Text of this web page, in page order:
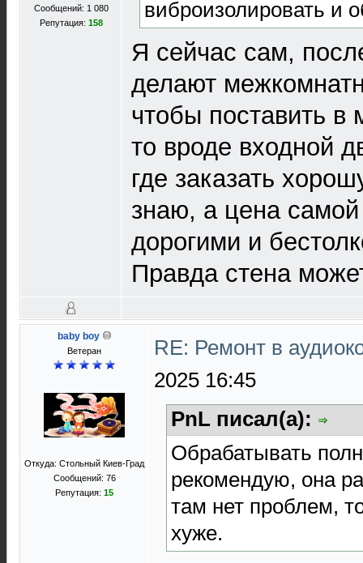
Сообщений: 1 080
Репутация: 158
виброизолировать и
Я сейчас сам,
делают
чтобы поставить в
то вроде входной
где заказать
знаю, а цена
дорогими и
Правда стена
baby boy
Ветеран
Откуда: Стольный Киев-Град
Сообщений: 76
Репутация: 15
RE: Ремонт в
2025 16:45
PnL писал(а):
Обрабатывать
рекомендую, она
там нет проблем,
хуже.